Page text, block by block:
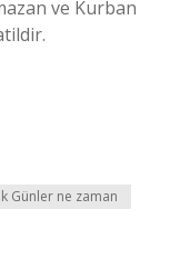
ve Kurban
Günler ne zaman